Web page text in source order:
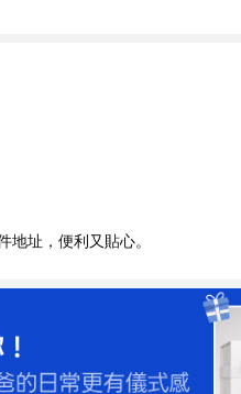
址，便利又貼心。